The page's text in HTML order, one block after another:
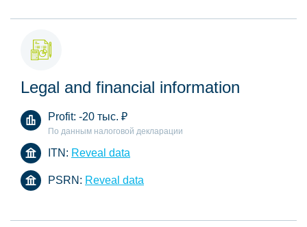
Legal and financial information
Profit: -20 тыс. ₽
По данным налоговой декларации
ITN: Reveal data
PSRN: Reveal data